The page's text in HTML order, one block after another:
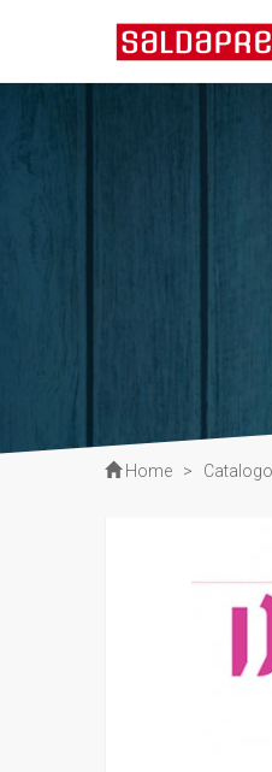
Home > Catalogo